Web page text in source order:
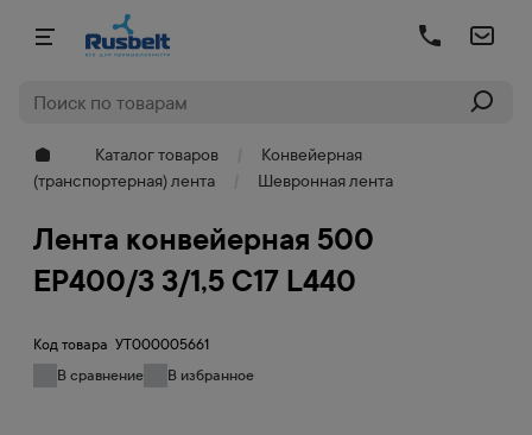
Каталог товаров
Конвейерная
(транспортерная) лента
Шевронная лента
Лента конвейерная 500
EP400/3 3/1,5 C17 L440
Код товара УТ000005661
В сравнение
В избранное